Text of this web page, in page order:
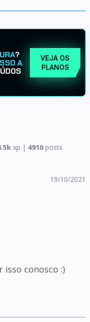
?
A
VEJA OS
PLANOS
xp | 4910posts
19/10/2021
conosco :)